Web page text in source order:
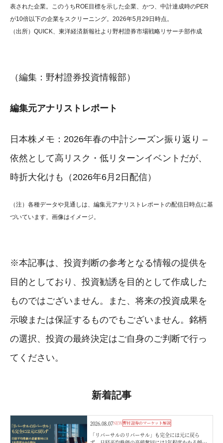
表された企業。このうちROE目標を示した企業、かつ、中計達成時のPER
が10倍以下の企業をスクリーニング。2026年5月29日時点。
（出所）QUICK、東洋経済新報社より野村證券市場戦略リサーチ部作成
（編集：野村證券投資情報部）
編集元アナリストレポート
日本株メモ：2026年春の中計シーズン振り返り –
依然として高リスク・低リターンイベントだが、
時折大化けも（2026年6月2日配信）
（注）各種データや見通しは、編集元アナリストレポートの配信日時点に基
づいています。画像はイメージ。
※本記事は、投資判断の参考となる情報の提供を
目的としており、投資勧誘を目的として作成した
ものではございません。また、将来の投資成果を
示唆または保証するものでもございません。銘柄
の選択、投資の最終決定はご自身のご判断で行っ
てください。
新着記事
2026.08.07NEW野村證券のマーケット解説
「リバーサルのリバーサル」も完全には元に戻ら